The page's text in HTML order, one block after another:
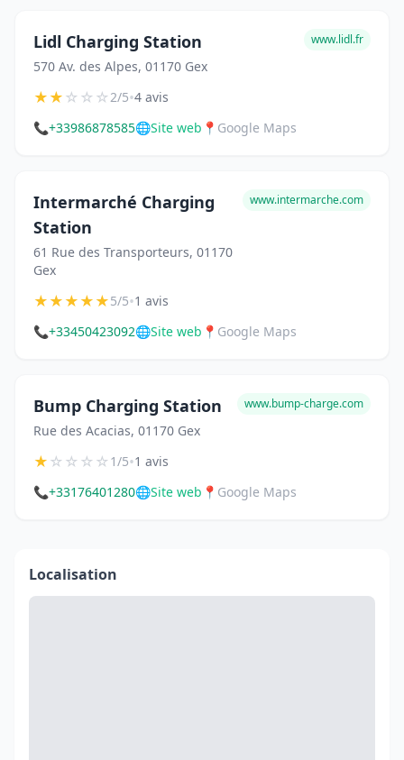
Lidl Charging Station
570 Av. des Alpes, 01170 Gex
www.lidl.fr
★★☆☆☆2/5•4 avis
📞+33986878585🌐Site web 📍 Google Maps
Intermarché Charging
Station
61 Rue des Transporteurs, 01170
Gex
www.intermarche.com
★★★★★5/5•1 avis
📞+33450423092🌐Site web 📍 Google Maps
Bump Charging Station
Rue des Acacias, 01170 Gex
www.bump-charge.com
★☆☆☆☆1/5•1 avis
📞+33176401280🌐Site web 📍 Google Maps
Localisation